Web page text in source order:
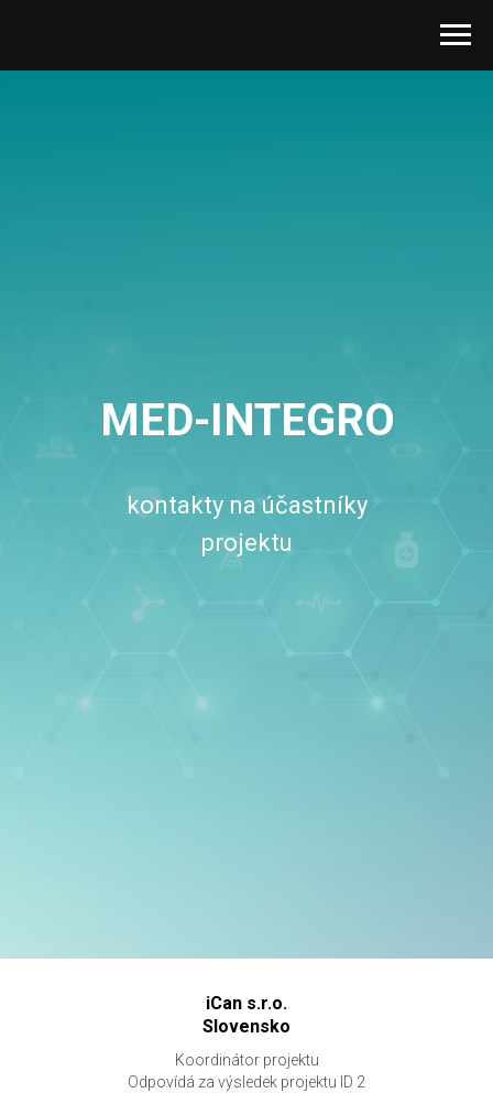
MED-INTEGRO
kontakty na účastníky
projektu
iCan s.r.o.
Slovensko
Koordinátor projektu
Odpovídá za výsledek projektu ID 2